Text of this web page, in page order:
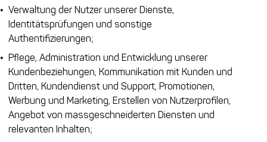
Verwaltung der Nutzer unserer Dienste,
Identitätsprüfungen und sonstige
Authentifizierungen;
Pflege, Administration und Entwicklung unserer
Kundenbeziehungen, Kommunikation mit Kunden und
Dritten, Kundendienst und Support, Promotionen,
Werbung und Marketing, Erstellen von Nutzerprofilen,
Angebot von massgeschneiderten Diensten und
relevanten Inhalten;